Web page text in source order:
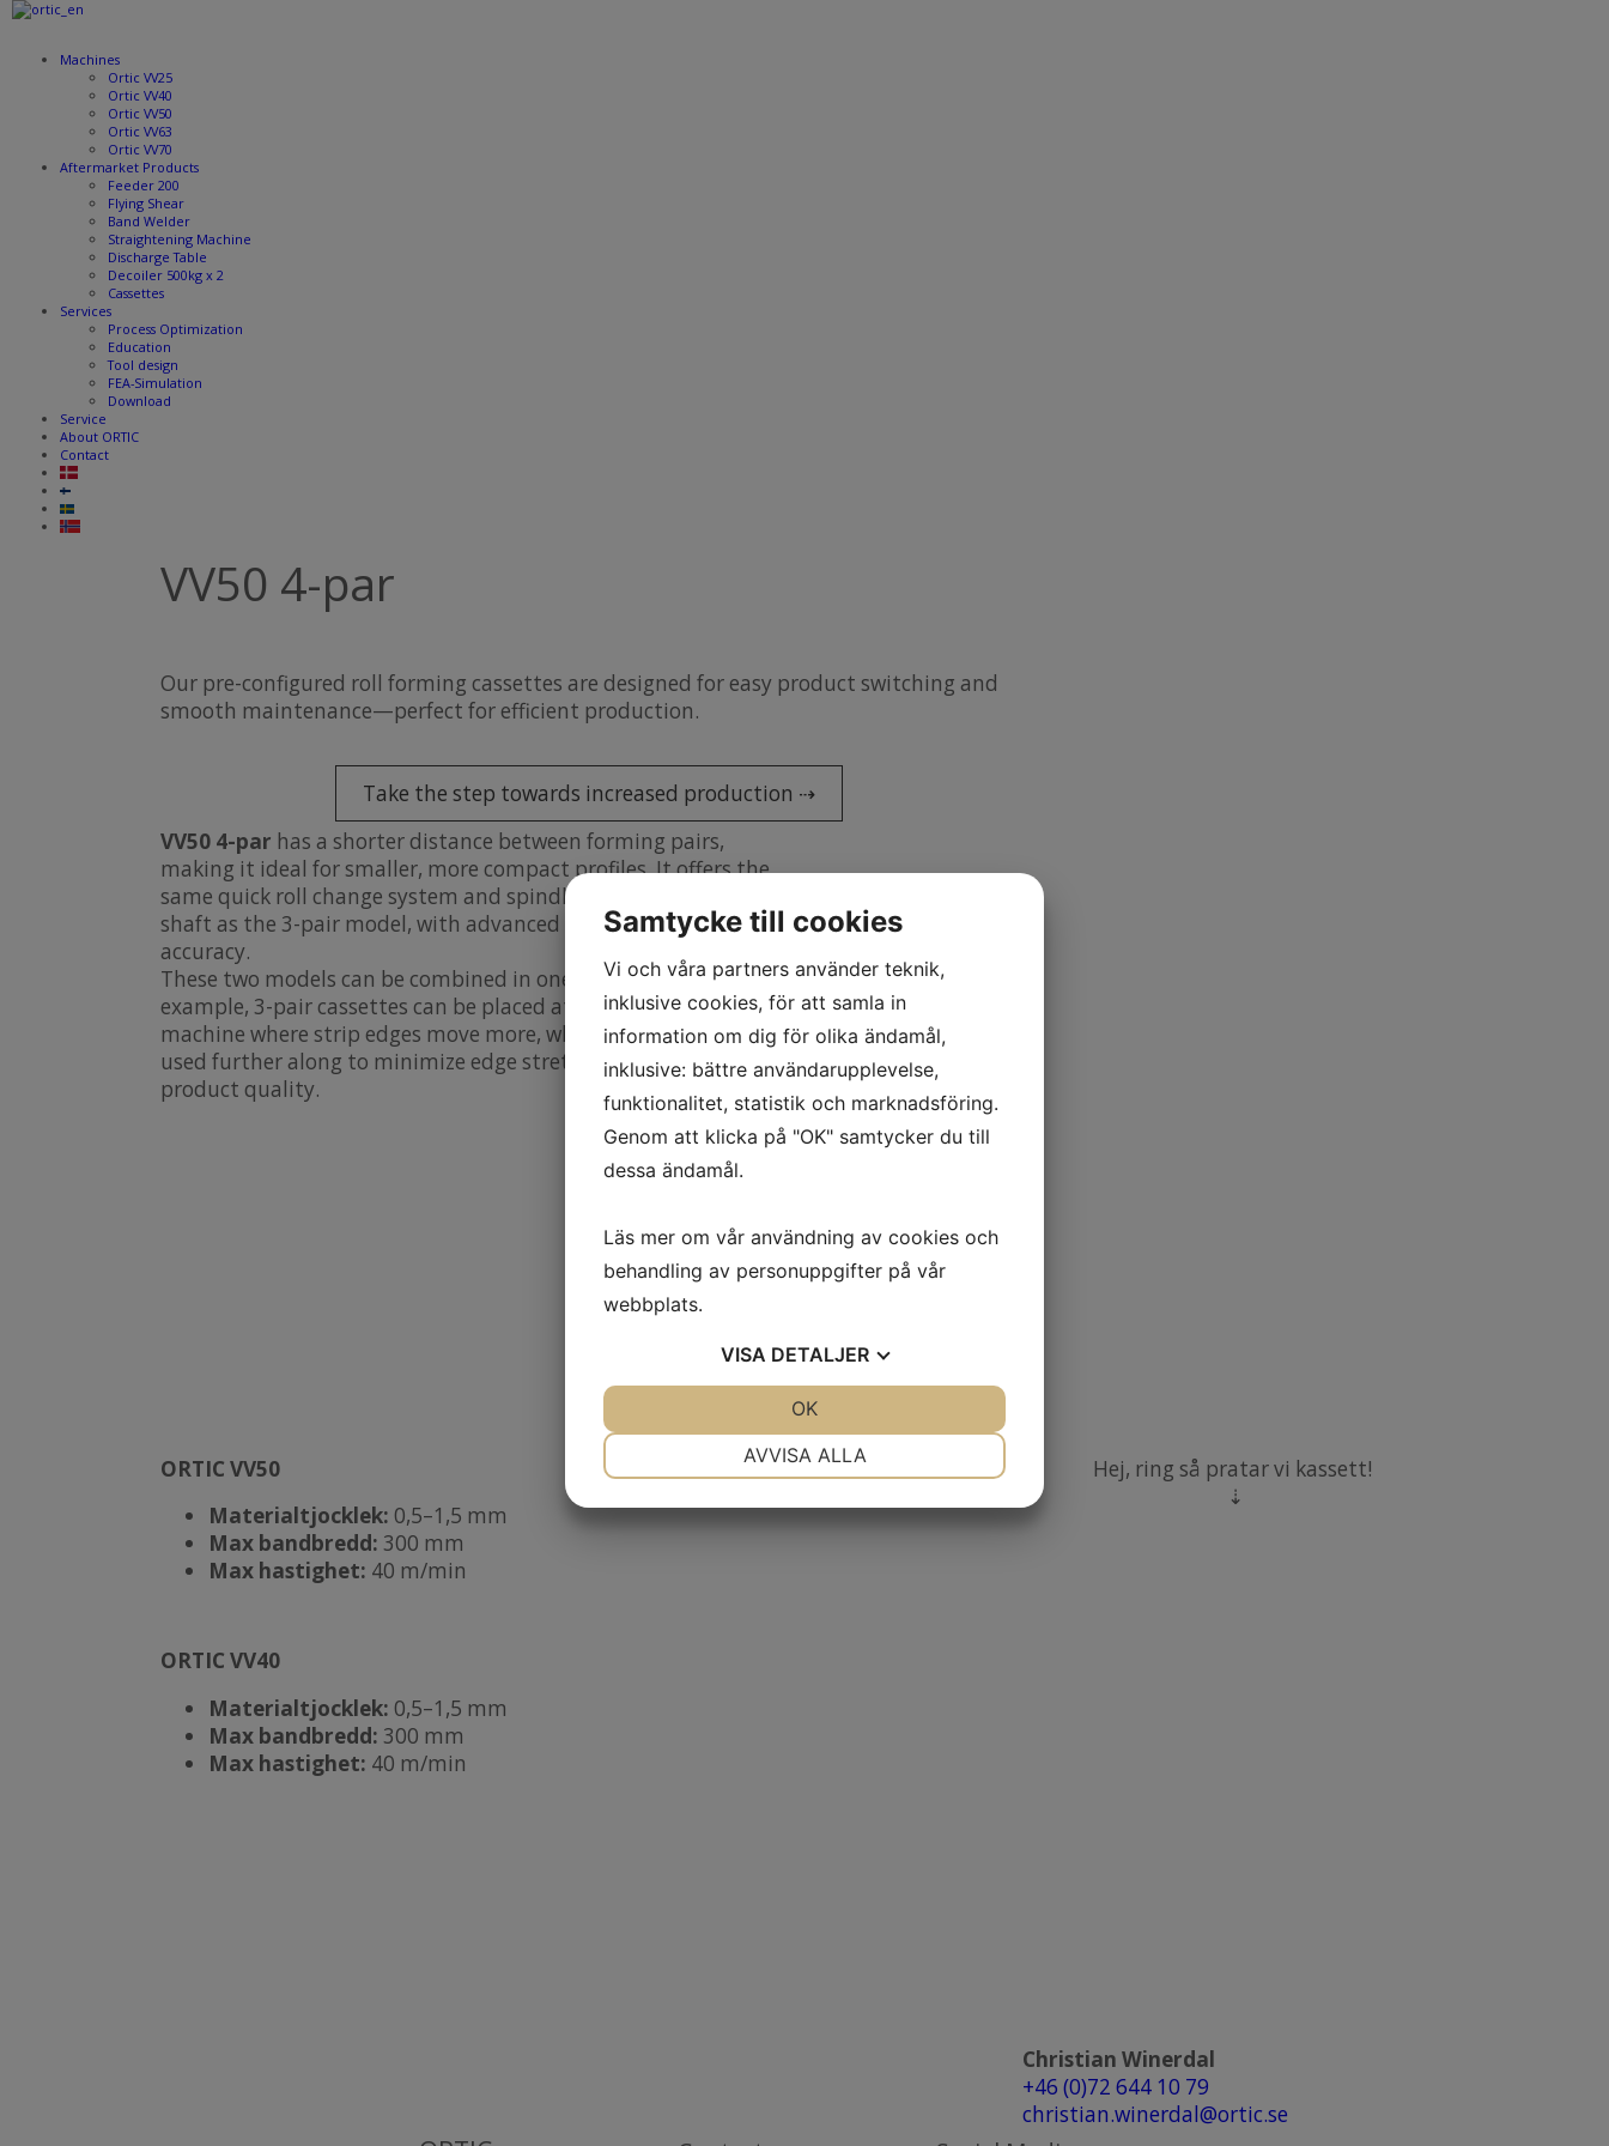
Machines
Ortic VV25
Ortic VV40
Ortic VV50
Ortic VV63
Ortic VV70
Aftermarket Products
Feeder 200
Flying Shear
Band Welder
Straightening Machine
Discharge Table
Decoiler 500kg x 2
Cassettes
Services
Process Optimization
Education
Tool design
FEA-Simulation
Download
Service
About ORTIC
Contact
DK
FI
SE
NO
VV50 4-par
Our pre-configured roll forming cassettes are designed for easy product switching and
smooth maintenance—perfect for efficient production.
Take the step towards increased production ⇢
VV50 4-par has a shorter distance between forming pairs,
making it ideal for smaller, more compact profiles. It offers the
same quick roll change system and spindle-adjustable upper
shaft as the 3-pair model, with advanced position indicators for
accuracy.
These two models can be combined in one production line. For
example, 3-pair cassettes can be placed at the start of the
machine where strip edges move more, while 4-pair cassettes are
used further along to minimize edge stretching and maintain
product quality.
ORTIC VV50
Materialtjocklek: 0,5–1,5 mm
Max bandbredd: 300 mm
Max hastighet: 40 m/min
ORTIC VV40
Materialtjocklek: 0,5–1,5 mm
Max bandbredd: 300 mm
Max hastighet: 40 m/min
Hej, ring så pratar vi kassett!
​​​​​​​⇣
Christian Winerdal
+46 (0)72 644 10 79
christian.winerdal@ortic.se
Samtycke till cookies
Vi och våra partners använder teknik,
inklusive cookies, för att samla in
information om dig för olika ändamål,
inklusive: bättre användarupplevelse,
funktionalitet, statistik och marknadsföring.
Genom att klicka på "OK" samtycker du till
dessa ändamål.
Läs mer om vår användning av cookies och
behandling av personuppgifter på vår
webbplats.
VISA DETALJER
AVVISA ALLA
OK